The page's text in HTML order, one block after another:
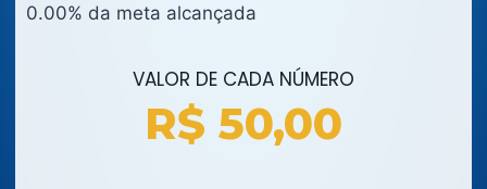
0.00% da meta alcançada
VALOR DE CADA NÚMERO
R$ 50,00